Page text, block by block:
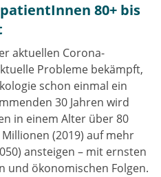
80+ bis
aktuellen Corona-
Probleme bekämpft,
schon einmal ein
30 Jahren wird
in einem Alter über 80
(2019) auf mehr
ansteigen – mit ernsten
und ökonomischen Folgen.